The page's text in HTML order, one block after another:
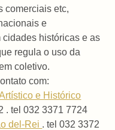
comerciais etc,
e
históricas e as
regula o uso da
coletivo.
com:
e Histórico
. tel 032 3371 7724
del-Rei . tel 032 3372